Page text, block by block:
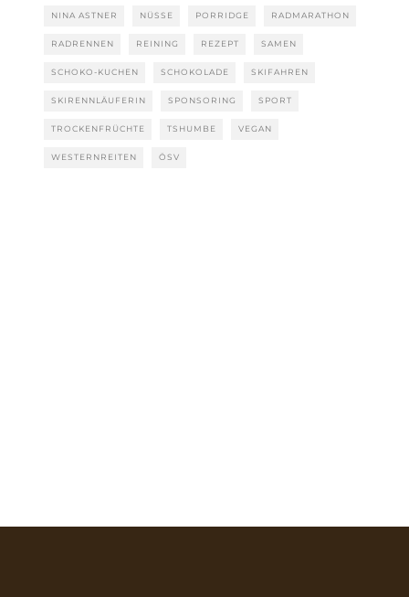
NINA ASTNER NÜSSE PORRIDGE RADMARATHON
RADRENNEN REINING REZEPT SAMEN
SCHOKO-KUCHEN SCHOKOLADE SKIFAHREN
SKIRENNLÄUFERIN SPONSORING SPORT
TROCKENFRÜCHTE TSHUMBE VEGAN
WESTERNREITEN ÖSV